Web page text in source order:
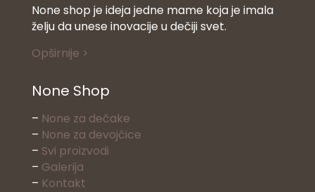
None shop je ideja jedne mame koja je imala
želju da unese inovacije u dečiji svet.
Opširnije >
None Shop
– None za dečake
– None za devojčice
– Svi proizvodi
– Galerija
– Kontakt